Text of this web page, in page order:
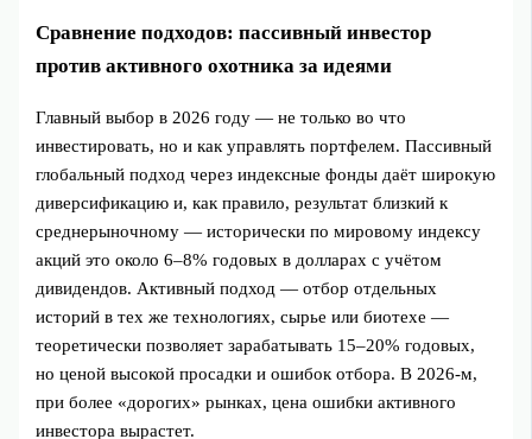
Сравнение подходов: пассивный инвестор
против активного охотника за идеями
Главный выбор в 2026 году — не только во что
инвестировать, но и как управлять портфелем. Пассивный
глобальный подход через индексные фонды даёт широкую
диверсификацию и, как правило, результат близкий к
среднерыночному — исторически по мировому индексу
акций это около 6–8% годовых в долларах с учётом
дивидендов. Активный подход — отбор отдельных
историй в тех же технологиях, сырье или биотехе —
теоретически позволяет зарабатывать 15–20% годовых,
но ценой высокой просадки и ошибок отбора. В 2026-м,
при более «дорогих» рынках, цена ошибки активного
инвестора вырастет.